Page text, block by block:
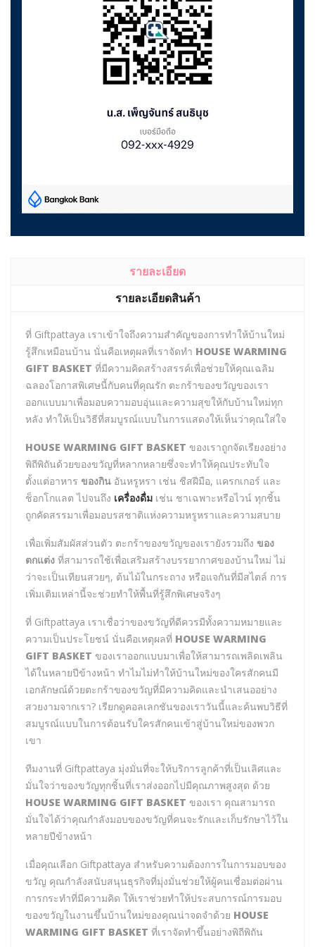
รายละเอียด
รายละเอียดสินค้า
ที่ Giftpattaya เราเข้าใจถึงความสำคัญของการทำให้บ้านใหม่
รู้สึกเหมือนบ้าน นั่นคือเหตุผลที่เราจัดทำ HOUSE WARMING
GIFT BASKET ที่มีความคิดสร้างสรรค์เพื่อช่วยให้คุณเฉลิม
ฉลองโอกาสพิเศษนี้กับคนที่คุณรัก ตะกร้าของขวัญของเรา
ออกแบบมาเพื่อมอบความอบอุ่นและความสุขให้กับบ้านใหม่ทุก
หลัง ทำให้เป็นวิธีที่สมบูรณ์แบบในการแสดงให้เห็นว่าคุณใส่ใจ
HOUSE WARMING GIFT BASKET ของเราถูกจัดเรียงอย่าง
พิถีพิถันด้วยของขวัญที่หลากหลายซึ่งจะทำให้คุณประทับใจ
ตั้งแต่อาหาร ของกิน อันหรูหรา เช่น ชีสฝีมือ, แครกเกอร์ และ
ช็อกโกแลต ไปจนถึง เครื่องดื่ม เช่น ชาเฉพาะหรือไวน์ ทุกชิ้น
ถูกคัดสรรมาเพื่อมอบรสชาติแห่งความหรูหราและความสบาย
เพื่อเพิ่มสัมผัสส่วนตัว ตะกร้าของขวัญของเรายังรวมถึง ของ
ตกแต่ง ที่สามารถใช้เพื่อเสริมสร้างบรรยากาศของบ้านใหม่ ไม่
ว่าจะเป็นเทียนสวยๆ, ต้นไม้ในกระถาง หรือแจกันที่มีสไตล์ การ
เพิ่มเติมเหล่านี้จะช่วยทำให้พื้นที่รู้สึกพิเศษจริงๆ
ที่ Giftpattaya เราเชื่อว่าของขวัญที่ดีควรมีทั้งความหมายและ
ความเป็นประโยชน์ นั่นคือเหตุผลที่ HOUSE WARMING
GIFT BASKET ของเราออกแบบมาเพื่อให้สามารถเพลิดเพลิน
ได้ในหลายปีข้างหน้า ทำไมไม่ทำให้บ้านใหม่ของใครสักคนมี
เอกลักษณ์ด้วยตะกร้าของขวัญที่มีความคิดและนำเสนออย่าง
สวยงามจากเรา? เรียกดูคอลเลกชันของเราวันนี้และค้นพบวิธีที่
สมบูรณ์แบบในการต้อนรับใครสักคนเข้าสู่บ้านใหม่ของพวก
เขา
ทีมงานที่ Giftpattaya มุ่งมั่นที่จะให้บริการลูกค้าที่เป็นเลิศและ
มั่นใจว่าของขวัญทุกชิ้นที่เราส่งออกไปมีคุณภาพสูงสุด ด้วย
HOUSE WARMING GIFT BASKET ของเรา คุณสามารถ
มั่นใจได้ว่าคุณกำลังมอบของขวัญที่คนจะรักและเก็บรักษาไว้ใน
หลายปีข้างหน้า
เมื่อคุณเลือก Giftpattaya สำหรับความต้องการในการมอบของ
ขวัญ คุณกำลังสนับสนุนธุรกิจที่มุ่งมั่นช่วยให้ผู้คนเชื่อมต่อผ่าน
การกระทำที่มีความคิด ให้เราช่วยทำให้ประสบการณ์การมอบ
ของขวัญในงานขึ้นบ้านใหม่ของคุณน่าจดจำด้วย HOUSE
WARMING GIFT BASKET ที่เราจัดทำขึ้นอย่างพิถีพิถัน